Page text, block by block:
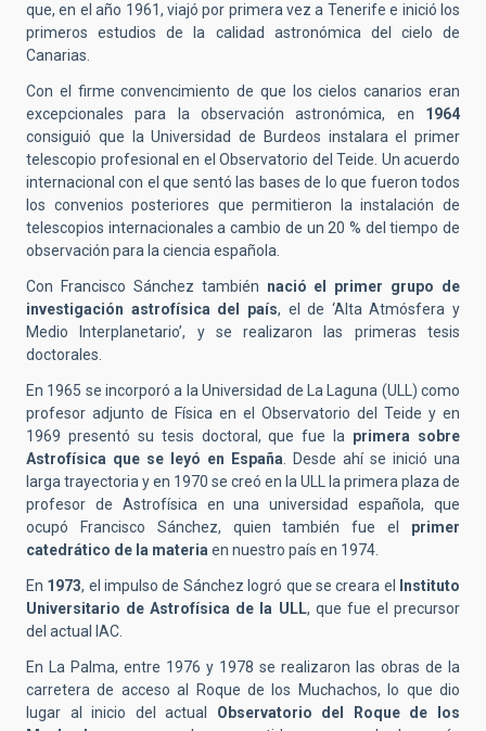
que, en el año 1961, viajó por primera vez a Tenerife e inició los
primeros estudios de la calidad astronómica del cielo de
Canarias.
Con el firme convencimiento de que los cielos canarios eran
excepcionales para la observación astronómica, en 1964
consiguió que la Universidad de Burdeos instalara el primer
telescopio profesional en el Observatorio del Teide. Un acuerdo
internacional con el que sentó las bases de lo que fueron todos
los convenios posteriores que permitieron la instalación de
telescopios internacionales a cambio de un 20 % del tiempo de
observación para la ciencia española.
Con Francisco Sánchez también nació el primer grupo de
investigación astrofísica del país, el de ‘Alta Atmósfera y
Medio Interplanetario’, y se realizaron las primeras tesis
doctorales.
En 1965 se incorporó a la Universidad de La Laguna (ULL) como
profesor adjunto de Física en el Observatorio del Teide y en
1969 presentó su tesis doctoral, que fue la primera sobre
Astrofísica que se leyó en España. Desde ahí se inició una
larga trayectoria y en 1970 se creó en la ULL la primera plaza de
profesor de Astrofísica en una universidad española, que
ocupó Francisco Sánchez, quien también fue el primer
catedrático de la materiaen nuestro país en 1974.
En 1973, el impulso de Sánchez logró que se creara el
Instituto
Universitario de Astrofísica de la ULL, que fue el precursor
del actual IAC.
En La Palma, entre 1976 y 1978 se realizaron las obras de la
carretera de acceso al Roque de los Muchachos, lo que dio
lugar al inicio del actual Observatorio del Roque de los